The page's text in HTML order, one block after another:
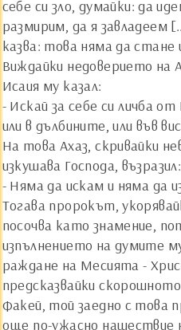
себе си зло, думайки: да
размирим, да я завладеем
казва: това няма да стане
Виждайки недоверието на
Исаия му казал:
- Искай за себе си личба
или в дълбините, или във
На това Ахаз, скривайки
изкушава Господа, възразил:
- Няма да искам и няма да
Тогава пророкът,
посочва като знамение,
изпълнението на думите
раждане на Месията -
предсказвайки
Факей, той заедно с това
още по-ужасно нашествие